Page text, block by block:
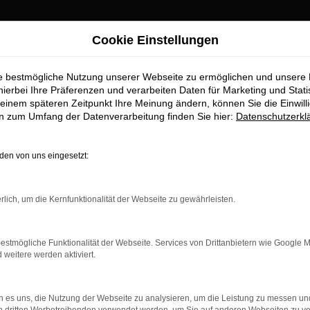
für
für Freising erhalten Sie im
für exzellente VW T-Cross Gebrauchtwagen Fahrzeuge
zu präsentieren, die höchste Standards in
geht. Erfahren Sie mehr über unsere beeindruckende VW T-
Cookie Einstellungen
bestmögliche Nutzung unserer Webseite zu ermöglichen und unsere
Ihre Präferenzen und verarbeiten Daten für Marketing und
späteren Zeitpunkt Ihre Meinung ändern, können Sie die
zum Umfang der Datenverarbeitung finden Sie hier:
von uns eingesetzt:
um die Kernfunktionalität der Webseite zu gewährleisten.
Funktionalität der Webseite. Services von Drittanbietern wie Google
weitere werden aktiviert.
es uns, die Nutzung der Webseite zu analysieren, um die Leistung zu messen